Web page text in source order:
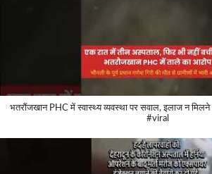
भतरौंजखान PHC में स्वास्थ्य व्यवस्था पर सवाल, इलाज न
#viral